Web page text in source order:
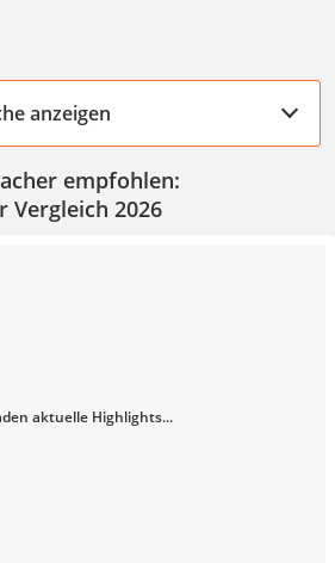
anzeigen
empfohlen:
Vergleich 2026
aktuelle Highlights...